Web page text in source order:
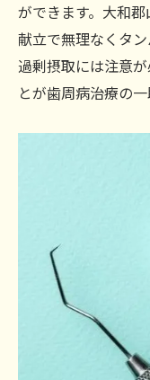
ができます。大和
献立で無理なくタン
過剰摂取には注意
とが歯周病治療の一